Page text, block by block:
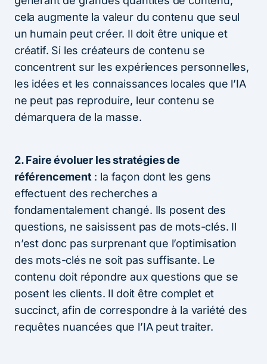
cela augmente la valeur du contenu que seul
un humain peut créer. Il doit être unique et
créatif. Si les créateurs de contenu se
concentrent sur les expériences personnelles,
les idées et les connaissances locales que l’IA
ne peut pas reproduire, leur contenu se
démarquera de la masse.
2. Faire évoluer les stratégies de
référencement : la façon dont les gens
effectuent des recherches a
fondamentalement changé. Ils posent des
questions, ne saisissent pas de mots-clés. Il
n’est donc pas surprenant que l’optimisation
des mots-clés ne soit pas suffisante. Le
contenu doit répondre aux questions que se
posent les clients. Il doit être complet et
succinct, afin de correspondre à la variété des
requêtes nuancées que l’IA peut traiter.